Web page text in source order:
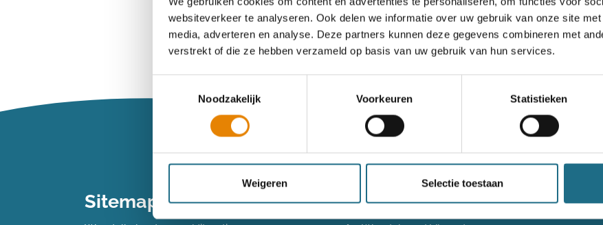
websiteverkeer te analyseren. Ook delen we informatie over uw gebruik van onze site
media, adverteren en analyse. Deze partners kunnen deze gegevens combineren met
verstrekt of die ze hebben verzameld op basis van uw gebruik van hun services.
Noodzakelijk
Voorkeuren Statistieken
Weigeren Selectie toestaan
Heb je nog geen account?
Maak een nieuw account aan
Vind je je weg niet goed in het wandeldagboek? Raadpleeg dan hier de
Sitemap Contact